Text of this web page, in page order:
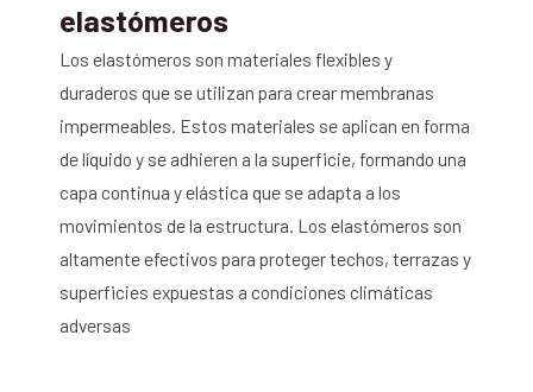
elastómeros
Los elastómeros son materiales flexibles y
duraderos que se utilizan para crear membranas
impermeables. Estos materiales se aplican en forma
de líquido y se adhieren a la superficie, formando una
capa continua y elástica que se adapta a los
movimientos de la estructura. Los elastómeros son
altamente efectivos para proteger techos, terrazas y
superficies expuestas a condiciones climáticas
adversas